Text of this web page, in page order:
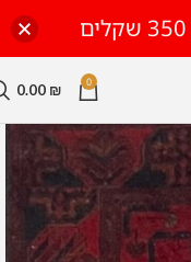
0
0.00 ₪